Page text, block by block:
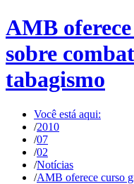
AMB
sobre
tabagismo
Você está aqui:
/2010
/07
/02
/Notícias
/AMB oferece curso